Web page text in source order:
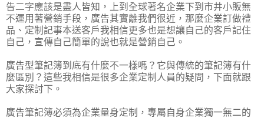
告二字應該是盡人皆知，上到全球著名企業下到市井小販無
不運用著營銷手段，廣告其實離我們很近，那麼企業訂做禮
品、定制記事本送客戶我相信更多也是想讓自己的客戶記住
自己，宣傳自己簡單的說也就是營銷自己。
廣告型筆記簿到底有什麼不一樣嗎？它與傳統的筆記簿有什
麼區別？這些我相信是很多企業定制人員的疑問，下面就跟
大家探討下。
廣告筆記簿必須為企業量身定制，專屬自身企業獨一無二的